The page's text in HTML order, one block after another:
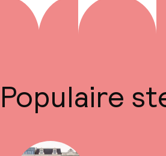
Populaire